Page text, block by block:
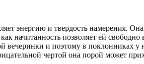
энергию и твердость намерения.
начитанность позволяет ей
вечеринки и поэтому в поклонниках
чертой она порой может